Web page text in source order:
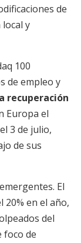
de
y
100
de empleo y
recuperación
Europa el
3 de julio,
de sus
El
20% en el año,
del
foco de